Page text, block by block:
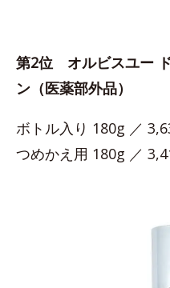
第2位 オルビスユー
ン（医薬部外品）
ボトル入り 180g ／
つめかえ用 180g ／